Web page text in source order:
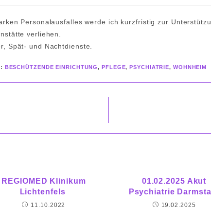
Personalausfalles werde ich kurzfristig zur
verliehen.
Spät- und Nachtdienste.
: BESCHÜTZENDE EINRICHTUNG, PFLEGE, PSYCHIATRIE, WOHNHEIM
REGIOMED Klinikum
Lichtenfels
11.10.2022
01.02.2025 Akut
Psychiatrie
19.02.2025